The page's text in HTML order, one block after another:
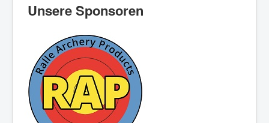
Unsere Sponsoren